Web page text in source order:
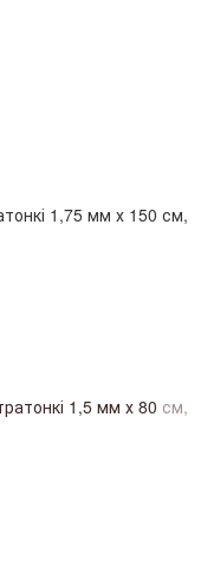
1,75 мм х 150 см,